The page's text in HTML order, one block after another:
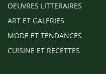
OEUVRES LITTERAIRES
ART ET GALERIES
MODE ET TENDANCES
CUISINE ET RECETTES